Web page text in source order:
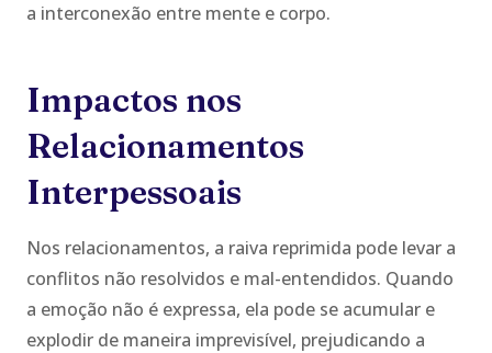
a interconexão entre mente e corpo.
Impactos nos
Relacionamentos
Interpessoais
Nos relacionamentos, a raiva reprimida pode levar a
conflitos não resolvidos e mal-entendidos. Quando
a emoção não é expressa, ela pode se acumular e
explodir de maneira imprevisível, prejudicando a